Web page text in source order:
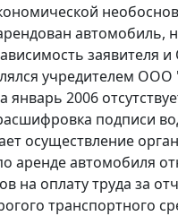
автомобиль,
заявителя
учредителем
январь 2006
подписи
осуществление
аренде автомобиля
на оплату труда за
транспортного